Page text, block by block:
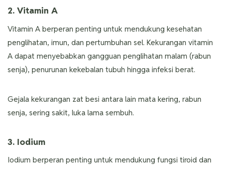
2. Vitamin A
Vitamin A berperan penting untuk mendukung kesehatan
penglihatan, imun, dan pertumbuhan sel. Kekurangan vitamin
A dapat menyebabkan gangguan penglihatan malam (rabun
senja), penurunan kekebalan tubuh hingga infeksi berat.
Gejala kekurangan zat besi antara lain mata kering, rabun
senja, sering sakit, luka lama sembuh.
3. Iodium
Iodium berperan penting untuk mendukung fungsi tiroid dan